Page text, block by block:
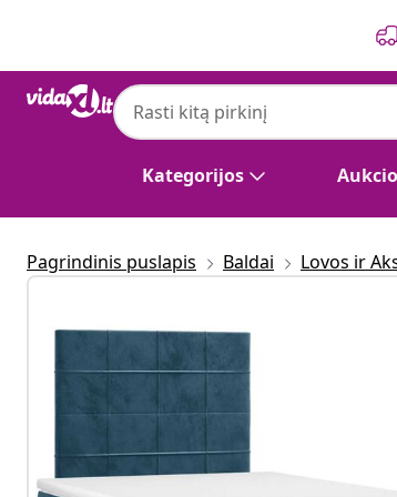
Kategorijos
Pagrindinis puslapis Baldai Lovos ir